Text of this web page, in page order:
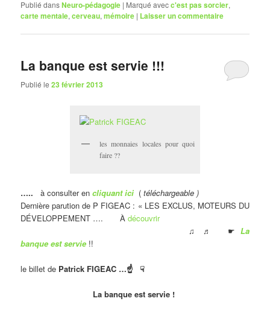
Publié dansNeuro-pédagogie | Marqué avecc'est pas sorcier,
carte mentale,cerveau,mémoire | Laisser un commentaire
La banque est servie !!!
Publié le23 février 2013
les monnaies locales pour quoi
faire ??
…..à consulter en cliquant ici ( téléchargeable )
Dernière parution de P FIGEAC : « LES EXCLUS, MOTEURS DU
DÉVELOPPEMENT …. À découvrir
♫ ♬
☛ La
banque est servie !!
le billet de Patrick FIGEAC …☝ ☟
La banque est servie !